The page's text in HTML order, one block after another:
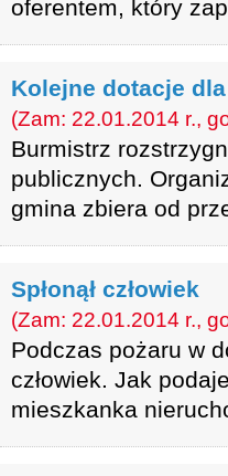
oferentem, który
Kolejne dotacje
(Zam: 22.01.2014 r.,
Burmistrz
publicznych.
gmina zbiera od
Spłonął człowiek
(Zam: 22.01.2014 r.,
Podczas pożaru w
człowiek. Jak
mieszkanka